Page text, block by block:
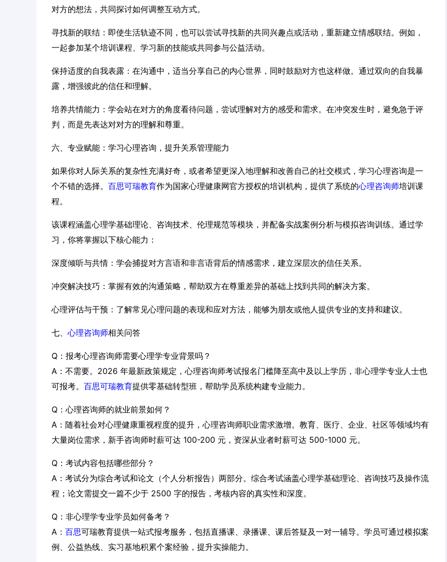
对方的想法，共同探讨如何调整互动方式。
寻找新的联结：即使生活轨迹不同，也可以尝试寻找新的共同兴趣点或活动，重新建立情感联结。例如，
一起参加某个培训课程、学习新的技能或共同参与公益活动。
保持适度的自我表露：在沟通中，适当分享自己的内心世界，同时鼓励对方也这样做。通过双向的自我暴
露，增强彼此的信任和理解。
培养共情能力：学会站在对方的角度看待问题，尝试理解对方的感受和需求。在冲突发生时，避免急于评
判，而是先表达对对方的理解和尊重。
六、专业赋能：学习心理咨询，提升关系管理能力
如果你对人际关系的复杂性充满好奇，或者希望更深入地理解和改善自己的社交模式，学习心理咨询是一
个不错的选择。 百思可瑞教育作为国家心理健康网官方授权的培训机构，提供了系统的心理咨询师培训课
程。
该课程涵盖心理学基础理论、咨询技术、伦理规范等模块，并配备实战案例分析与模拟咨询训练。通过学
习，你将掌握以下核心能力：
深度倾听与共情：学会捕捉对方言语和非言语背后的情感需求，建立深层次的信任关系。
冲突解决技巧：掌握有效的沟通策略，帮助双方在尊重差异的基础上找到共同的解决方案。
心理评估与干预：了解常见心理问题的表现和应对方法，能够为朋友或他人提供专业的支持和建议。
七、 心理咨询师相关问答
Q：报考心理咨询师需要心理学专业背景吗？
A：不需要。2026 年最新政策规定，心理咨询师考试报名门槛降至高中及以上学历，非心理学专业人士也
可报考。 百思可瑞教育提供零基础转型班，帮助学员系统构建专业能力。
Q：心理咨询师的就业前景如何？
A：随着社会对心理健康重视程度的提升，心理咨询师职业需求激增。教育、医疗、企业、社区等领域均有
大量岗位需求，新手咨询师时薪可达 100-200 元，资深从业者时薪可达 500-1000 元。
Q：考试内容包括哪些部分？
A：考试分为综合考试和论文（个人分析报告）两部分。综合考试涵盖心理学基础理论、咨询技巧及操作流
程；论文需提交一篇不少于 2500 字的报告，考核内容的真实性和深度。
Q：非心理学专业学员如何备考？
A： 百思可瑞教育提供一站式报考服务，包括直播课、录播课、课后答疑及一对一辅导。学员可通过模拟案
例、公益热线、实习基地积累个案经验，提升实操能力。